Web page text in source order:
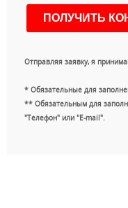
Отправляя заявку, я
* Обязательные для
** Обязательным для
"Телефон" или "E-mail".